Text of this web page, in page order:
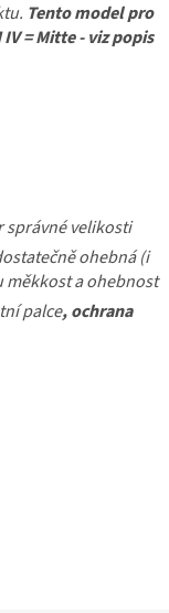
Tento model pro
= Mitte - viz popis
velikosti
ohebná (i
měkkost a ohebnost
palce, ochrana